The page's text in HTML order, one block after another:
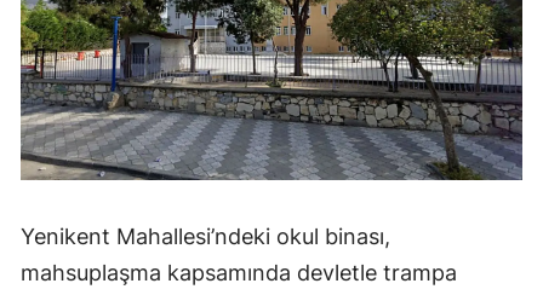
Yenikent Mahallesi’ndeki okul binası,
mahsuplaşma kapsamında devletle trampa